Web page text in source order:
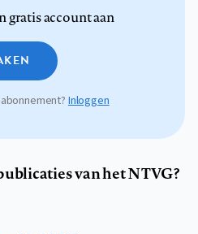
gratis account aan
Inloggen
van het NTVG?